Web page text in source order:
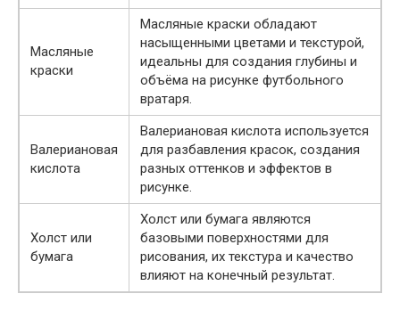
Масляные
краски
Масляные краски обладают
насыщенными цветами и текстурой,
идеальны для создания глубины и
объёма на рисунке футбольного
вратаря.
Валериановая
кислота
Валериановая кислота используется
для разбавления красок, создания
разных оттенков и эффектов в
рисунке.
Холст или
бумага
Холст или бумага являются
базовыми поверхностями для
рисования, их текстура и качество
влияют на конечный результат.